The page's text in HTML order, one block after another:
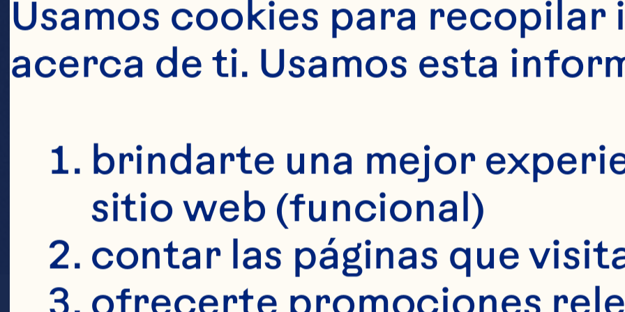
Usamos cookies para
acerca de ti. Usamos esta
brindarte una mejor
sitio web (funcional)
contar las páginas que
ofrecerte promociones